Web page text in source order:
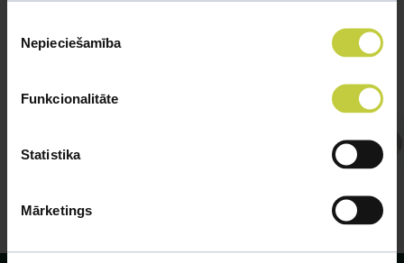
izvēle
Nepieciešamība
Funkcionalitāte
Statistika
Mārketings
Veterinārārsts